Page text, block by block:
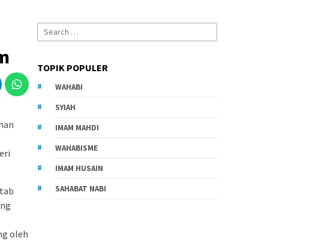
oleh
Search
for:
TOPIK POPULER
WAHABI
SYIAH
IMAM MAHDI
WAHABISME
IMAM HUSAIN
SAHABAT NABI